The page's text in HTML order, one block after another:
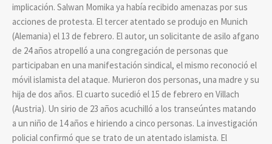
implicación. Salwan Momika ya había recibido amenazas por sus
acciones de protesta. El tercer atentado se produjo en Munich
(Alemania) el 13 de febrero. El autor, un solicitante de asilo afgano
de 24 años atropelló a una congregación de personas que
participaban en una manifestación sindical, el mismo reconoció el
móvil islamista del ataque. Murieron dos personas, una madre y su
hija de dos años. El cuarto sucedió el 15 de febrero en Villach
(Austria). Un sirio de 23 años acuchilló a los transeúntes matando
a un niño de 14 años e hiriendo a cinco personas. La investigación
policial confirmó que se trato de un atentado islamista. El